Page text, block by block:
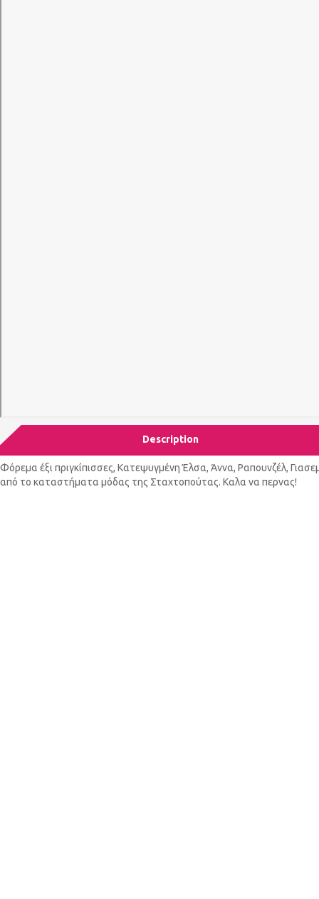
Description
Φόρεμα έξι πριγκίπισσες, Κατεψυγμένη Έλσα, Άννα, Ραπουνζέλ,
από το καταστήματα μόδας της Σταχτοπούτας. Καλα να περνας!